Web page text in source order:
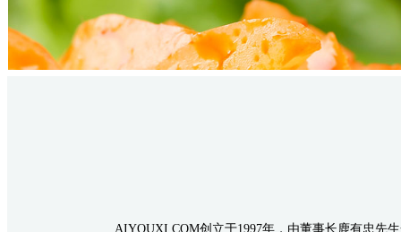
AIYOUXI.COM创立于1997年，由董事长鹿有忠先